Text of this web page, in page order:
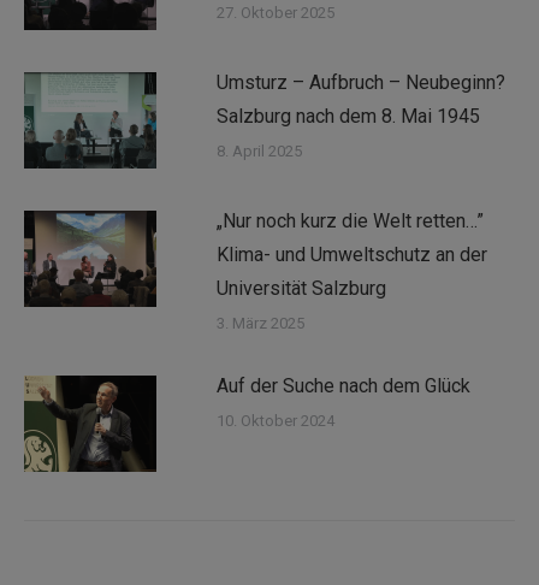
27. Oktober 2025
Umsturz – Aufbruch – Neubeginn?
Salzburg nach dem 8. Mai 1945
8. April 2025
„Nur noch kurz die Welt retten…”
Klima- und Umweltschutz an der
Universität Salzburg
3. März 2025
Auf der Suche nach dem Glück
10. Oktober 2024